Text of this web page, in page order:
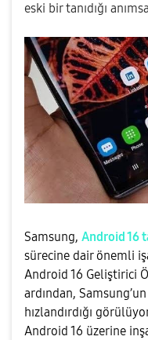
eski bir tanıdığı
Samsung, Android 16
sürecine dair önemli
Android 16 Geliştirici
ardından, Samsung’un
hızlandırdığı
Android 16 üzerine